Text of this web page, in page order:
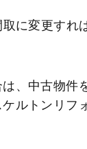
に変更すれ
、中古物件
ルトンリフ